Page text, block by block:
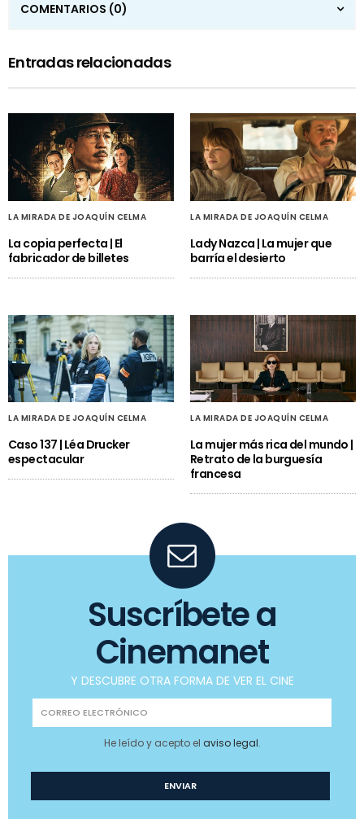
COMENTARIOS (0)
Entradas relacionadas
LA MIRADA DE JOAQUÍN CELMA
La copia perfecta | El
fabricador de billetes
LA MIRADA DE JOAQUÍN CELMA
Lady Nazca | La mujer que
barría el desierto
LA MIRADA DE JOAQUÍN CELMA
Caso 137 | Léa Drucker
espectacular
LA MIRADA DE JOAQUÍN CELMA
La mujer más rica del mundo |
Retrato de la burguesía
francesa
Suscríbete a
Cinemanet
Y DESCUBRE OTRA FORMA DE VER EL CINE
He leído y acepto el aviso legal.